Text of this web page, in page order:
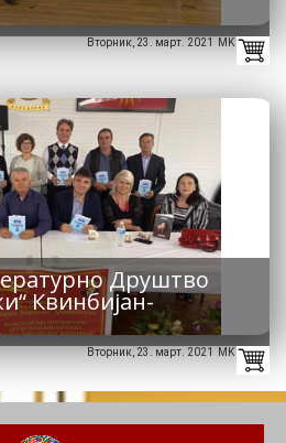
Вторник, 23. март. 2021 MK
Друштво
Квинбијан-
Вторник, 23. март. 2021 MK